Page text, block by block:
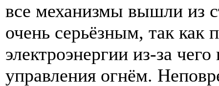
все механизмы вышли из
очень серьёзным, так
электроэнергии из-за
управления огнём.